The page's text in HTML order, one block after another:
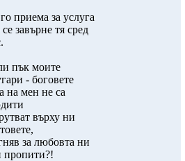
приема за услуга
се завърне тя сред
пък моите
- боговете
на мен не са
върху ни
за любовта ни
пропити?!